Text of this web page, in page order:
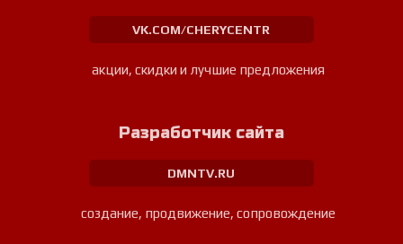
VK.COM/CHERYCENTR
акции, скидки и лучшие предложения
Разработчик сайта
DMNTV.RU
создание, продвижение, сопровождение